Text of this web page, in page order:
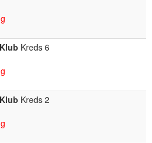
Kreds 6
Kreds 2